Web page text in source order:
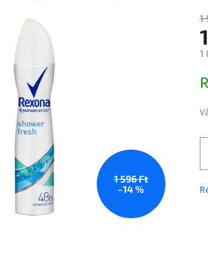
1 596 Ft
–14 %
1
1